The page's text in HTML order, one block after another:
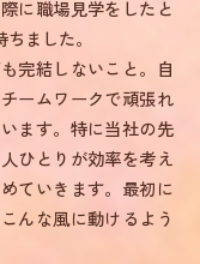
に職場見学をしたと
ました。
完結しないこと。自
ームワークで頑張れ
ます。特に当社の先
ひとりが効率を考え
ていきます。最初に
んな風に動けるよう